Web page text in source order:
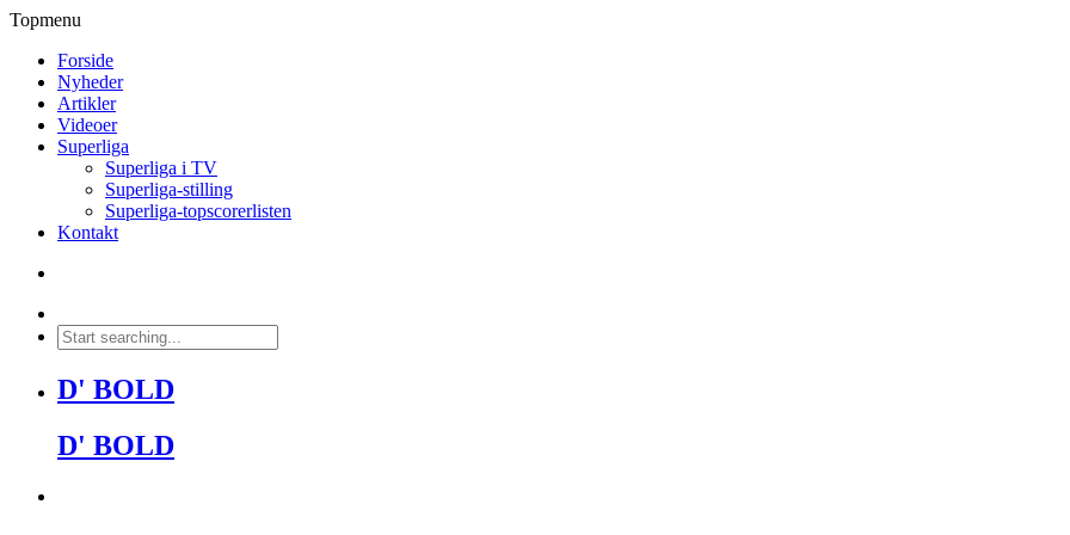
Topmenu
Forside
Nyheder
Artikler
Videoer
Superliga
Superliga i TV
Superliga-stilling
Superliga-topscorerlisten
Kontakt
D' BOLD
D' BOLD